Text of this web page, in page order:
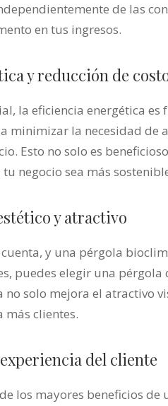
de las
en tus ingresos.
y reducción de
la eficiencia energética
minimizar la necesidad de
Esto no solo es
negocio sea más
y atractivo
y una pérgola
puedes elegir una
no solo mejora el atractivo
más clientes.
del cliente
los mayores beneficios